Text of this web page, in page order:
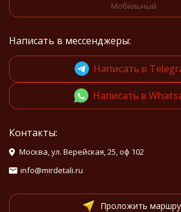
Мобильный
Написать в мессенджеры:
Написать в
Написать в
Контакты:
Москва, ул. Верейская, 25, оф 102
info@mirdetali.ru
Проложить